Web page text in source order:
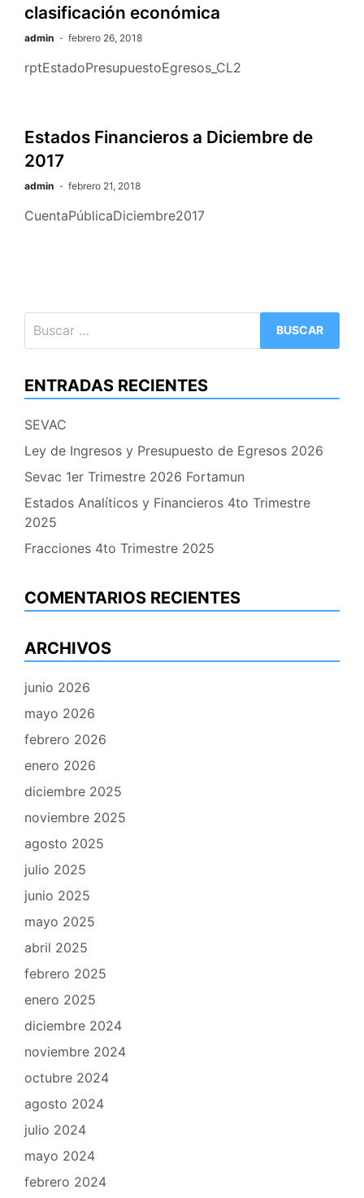
clasificación económica
admin febrero 26, 2018
rptEstadoPresupuestoEgresos_CL2
Estados Financieros a Diciembre de
2017
admin febrero 21, 2018
CuentaPúblicaDiciembre2017
ENTRADAS RECIENTES
SEVAC
Ley de Ingresos y Presupuesto de Egresos 2026
Sevac 1er Trimestre 2026 Fortamun
Estados Analíticos y Financieros 4to Trimestre
2025
Fracciones 4to Trimestre 2025
COMENTARIOS RECIENTES
ARCHIVOS
junio 2026
mayo 2026
febrero 2026
enero 2026
diciembre 2025
noviembre 2025
agosto 2025
julio 2025
junio 2025
mayo 2025
abril 2025
febrero 2025
enero 2025
diciembre 2024
noviembre 2024
octubre 2024
agosto 2024
julio 2024
mayo 2024
febrero 2024